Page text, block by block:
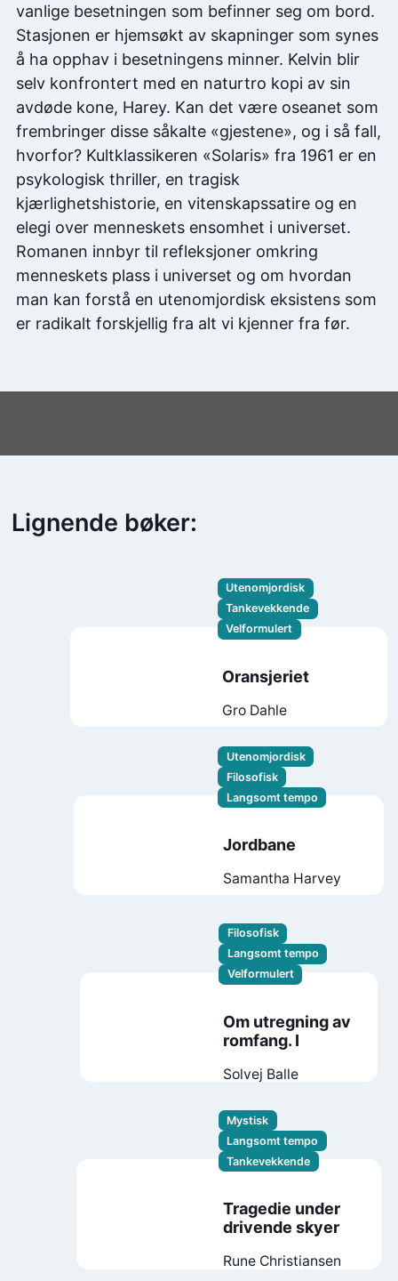
vanlige besetningen som befinner seg om bord.
Stasjonen er hjemsøkt av skapninger som synes
å ha opphav i besetningens minner. Kelvin blir
selv konfrontert med en naturtro kopi av sin
avdøde kone, Harey. Kan det være oseanet som
frembringer disse såkalte «gjestene», og i så fall,
hvorfor? Kultklassikeren «Solaris» fra 1961 er en
psykologisk thriller, en tragisk
kjærlighetshistorie, en vitenskapssatire og en
elegi over menneskets ensomhet i universet.
Romanen innbyr til refleksjoner omkring
menneskets plass i universet og om hvordan
man kan forstå en utenomjordisk eksistens som
er radikalt forskjellig fra alt vi kjenner fra før.
Lignende bøker:
Utenomjordisk
Tankevekkende
Velformulert
Oransjeriet
Gro Dahle
Utenomjordisk
Filosofisk
Langsomt tempo
Jordbane
Samantha Harvey
Filosofisk
Langsomt tempo
Velformulert
Om utregning av
romfang. I
Solvej Balle
Mystisk
Langsomt tempo
Tankevekkende
Tragedie under
drivende skyer
Rune Christiansen